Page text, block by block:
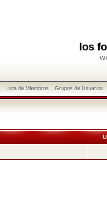
los
Lista de Miembros Grupos de Usuarios